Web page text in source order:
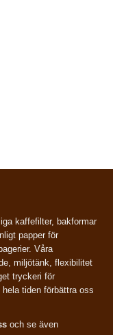
kaffefilter, bakformar
papper för
Våra
miljötänk, flexibilitet
tryckeri för
tiden förbättra oss
och se även